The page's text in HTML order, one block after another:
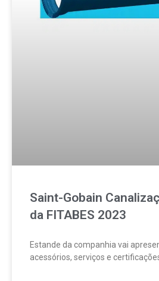
Saint-Gobain
da FITABES 2023
Estande da companhia vai
acessórios, serviços e